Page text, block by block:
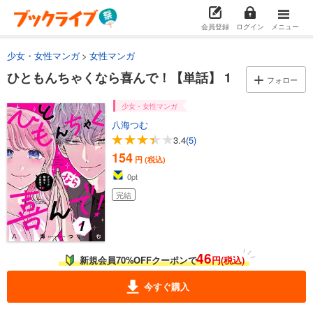
会員登録 ログイン メニュー
少女・女性マンガ 女性マンガ
ひともんちゃくなら喜んで！【単話】 1 フォロー
少女・女性マンガ
八海つむ
3.4(5)
154 円 (税込)
0pt
完結
新規会員70%OFFクーポンで46円(税込)
今すぐ購入